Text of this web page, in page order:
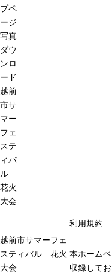
プペ
ージ
写真
ダウ
ンロ
ード
越前
市サ
マー
フェ
ステ
ィバ
ル
花火
大会
越前市サマーフェ
スティバル 花火
大会
利用規約
本ホーム
収録して